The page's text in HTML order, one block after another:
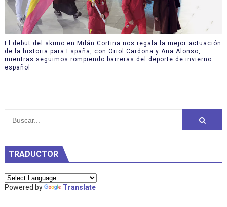
El debut del skimo en Milán Cortina nos regala la mejor actuación
de la historia para España, con Oriol Cardona y Ana Alonso,
mientras seguimos rompiendo barreras del deporte de invierno
español
TRADUCTOR
Powered by Translate